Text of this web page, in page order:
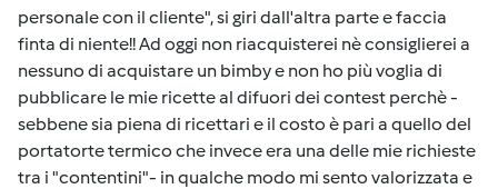
personale con il cliente", si giri dall'altra parte e faccia
finta di niente!! Ad oggi non riacquisterei nè consiglierei a
nessuno di acquistare un bimby e non ho più voglia di
pubblicare le mie ricette al difuori dei contest perchè -
sebbene sia piena di ricettari e il costo è pari a quello del
portatorte termico che invece era una delle mie richieste
tra i "contentini"- in qualche modo mi sento valorizzata e